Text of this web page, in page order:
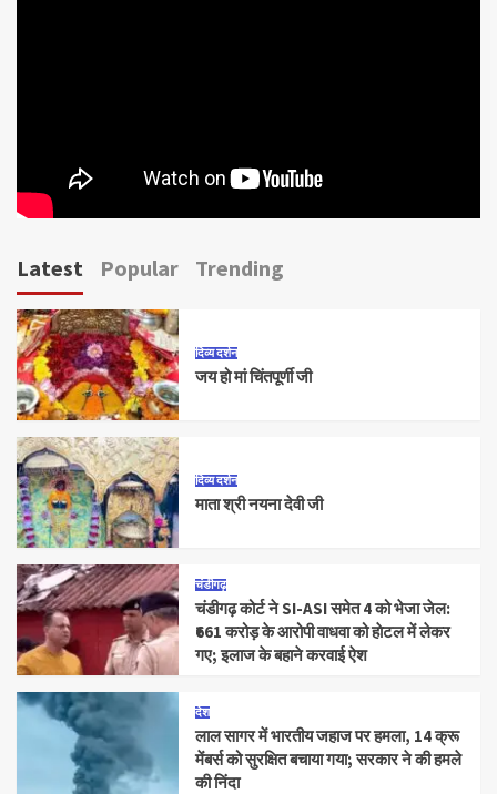
Latest Popular Trending
दिव्य दर्शन
जय हो मां चिंतपूर्णी जी
दिव्य दर्शन
माता श्री नयना देवी जी
चंडीगढ़
चंडीगढ़ कोर्ट ने SI-ASI समेत 4 को भेजा जेल:
₹661 करोड़ के आरोपी वाधवा को हाेटल में लेकर
गए; इलाज के बहाने करवाई ऐश
देश
लाल सागर में भारतीय जहाज पर हमला, 14 क्रू
मेंबर्स को सुरक्षित बचाया गया; सरकार ने की हमले
की निंदा